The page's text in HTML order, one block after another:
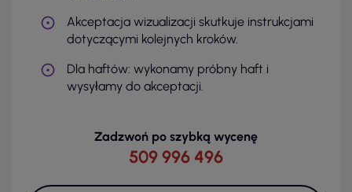
Akceptacja wizualizacji skutkuje instrukcjami
dotyczącymi kolejnych kroków.
Dla haftów: wykonamy próbny haft i
wysyłamy do akceptacji.
Zadzwoń po szybką wycenę
509 996 496